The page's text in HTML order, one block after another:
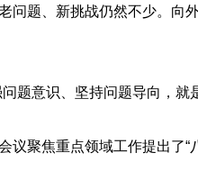
题、新挑战仍然不少。向
意识、坚持问题导向，就
聚焦重点领域工作提出了“八